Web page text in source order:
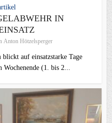
IN
Anton Hötzelsperger
auf einsatzstarke Tage
(1. bis 2...